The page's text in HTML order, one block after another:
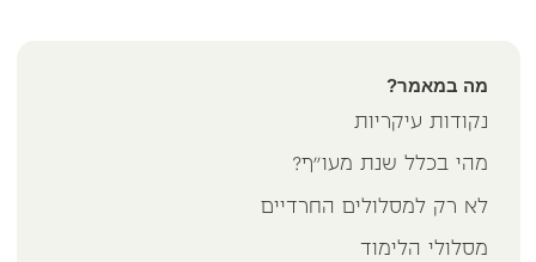
מה במאמר?
נקודות עיקריות
מהי בכלל שנת מעו"ף?
לא רק למסלולים החרדיים
מסלולי הלימוד